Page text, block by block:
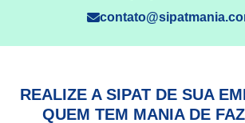
REALIZE A SIPAT DE SUA
QUEM TEM MANIA DE